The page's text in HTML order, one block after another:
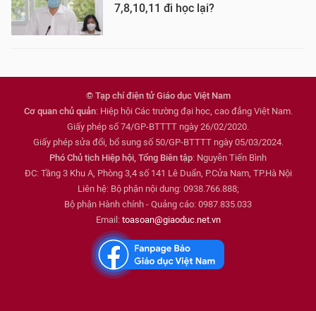
7,8,10,11 đi học lại?
© Tạp chí điện tử Giáo dục Việt Nam
Cơ quan chủ quản: Hiệp hội Các trường đại học, cao đẳng Việt Nam.
Giấy phép số 74/GP-BTTTT ngày 26/02/2020.
Giấy phép sửa đổi, bổ sung số 50/GP-BTTTT ngày 05/03/2024.
Phó Chủ tịch Hiệp hội, Tổng Biên tập: Nguyễn Tiến Bình
ĐC: Tầng 3 Khu A, Phòng 3,4 số 141 Lê Duẩn, P.Cửa Nam, TP.Hà Nội
Liên hệ: Bộ phận nội dung: 0938.766.888;
Bộ phận Hành chính - Quảng cáo: 0987.835.033
Email: toasoan@giaoduc.net.vn